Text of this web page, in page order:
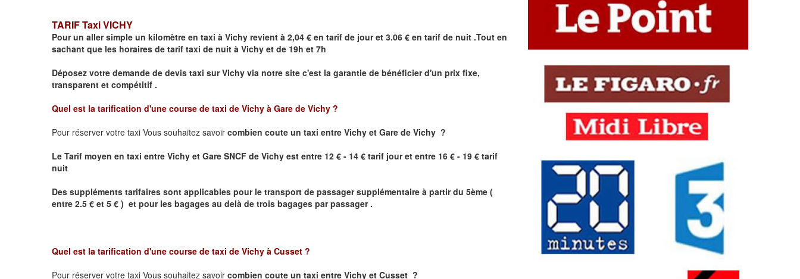
TARIF Taxi VICHY
Pour un aller simple un kilomètre en taxi à Vichy revient à 2,04 € en tarif de jour et 3.06 € en tarif de nuit .Tout en
sachant que les horaires de tarif taxi de nuit à Vichy et de 19h et 7h
Déposez votre demande de devis taxi surVichy via notre site c'est la garantie de bénéficier d'un prix fixe,
transparent et compétitif .
Quel est la tarification d'une course de taxi de Vichy à Gare de Vichy ?
Pour réserver votre taxi Vous souhaitez savoir combien coute un taxi entre Vichy et Gare de Vichy ?
Le Tarif moyen en taxi entre Vichy et Gare SNCF de Vichy est entre 12 € - 14 € tarif jour et entre 16 € - 19 € tarif
nuit
Des suppléments tarifaires sont applicables pour le transport de passager supplémentaire à partir du 5ème (
entre 2.5 € et 5 € ) et pour les bagages au delà de trois bagages par passager .
Quel est la tarification d'une course de taxi de Vichy à Cusset ?
Pour réserver votre taxi Vous souhaitez savoir combien coute un taxi entre Vichy et Cusset ?